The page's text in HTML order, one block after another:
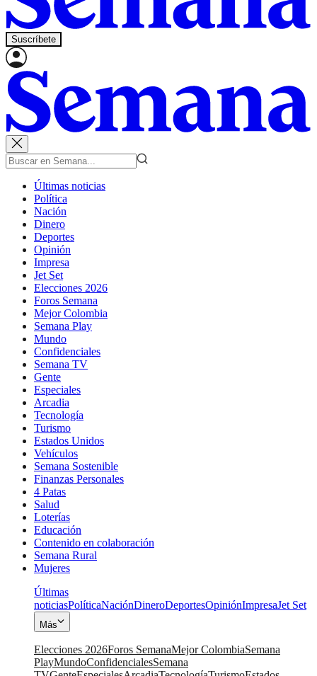
Suscríbete
Últimas noticias
Política
Nación
Dinero
Deportes
Opinión
Impresa
Jet Set
Elecciones 2026
Foros Semana
Mejor Colombia
Semana Play
Mundo
Confidenciales
Semana TV
Gente
Especiales
Arcadia
Tecnología
Turismo
Estados Unidos
Vehículos
Semana Sostenible
Finanzas Personales
4 Patas
Salud
Loterías
Educación
Contenido en colaboración
Semana Rural
Mujeres
Últimas
noticiasPolíticaNaciónDineroDeportesOpiniónImpresaJet Set
Más
Elecciones 2026Foros SemanaMejor ColombiaSemana
PlayMundoConfidencialesSemana